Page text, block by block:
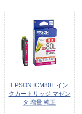
EPSON ICM80L イン
クカートリッジ マゼン
タ 増量 純正